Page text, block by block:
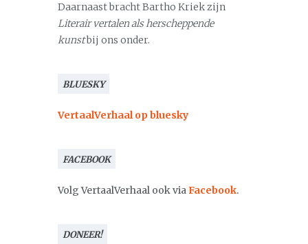
Daarnaast bracht Bartho Kriek zijn
Literair vertalen als herscheppende
kunstbij ons onder.
BLUESKY
VertaalVerhaal op bluesky
FACEBOOK
Volg VertaalVerhaal ook viaFacebook.
DONEER!